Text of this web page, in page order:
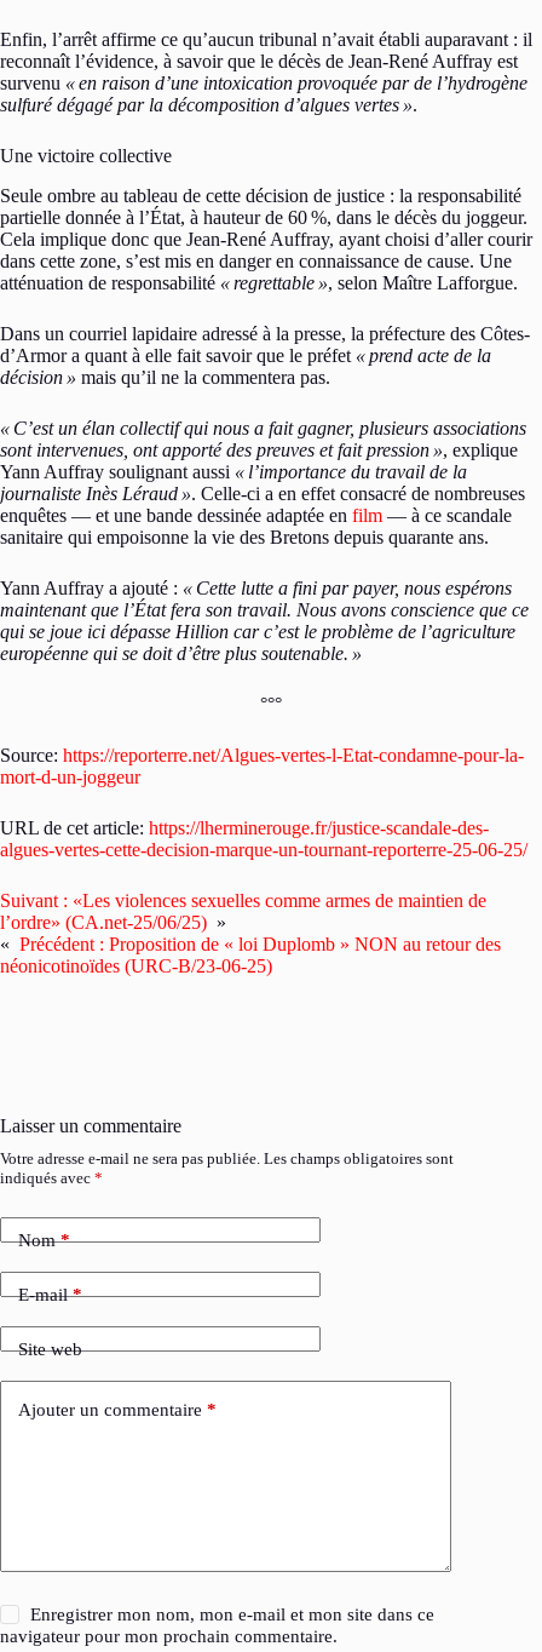
Enfin, l’arrêt affirme ce qu’aucun tribunal n’avait établi auparavant : il
reconnaît l’évidence, à savoir que le décès de Jean-René Auffray est
survenu «en raison d’une intoxication provoquée par de l’hydrogène
sulfuré dégagé par la décomposition d’algues vertes ».
Une victoire collective
Seule ombre au tableau de cette décision de justice : la responsabilité
partielle donnée à l’État, à hauteur de 60%, dans le décès du joggeur.
Cela implique donc que Jean-René Auffray, ayant choisi d’aller courir
dans cette zone, s’est mis en danger en connaissance de cause. Une
atténuation de responsabilité «regrettable », selon Maître Lafforgue.
Dans un courriel lapidaire adressé à la presse, la préfecture des Côtes-
d’Armor a quant à elle fait savoir que le préfet «prend acte de la
décision » mais qu’il ne la commentera pas.
« C’est un élan collectif qui nous a fait gagner, plusieurs associations
sont intervenues, ont apporté des preuves et fait pression », explique
Yann Auffray soulignant aussi « l’importance du travail de la
journaliste Inès Léraud ». Celle-ci a en effet consacré de nombreuses
enquêtes — et une bande dessinée adaptée en film — à ce scandale
sanitaire qui empoisonne la vie des Bretons depuis quarante ans.
Yann Auffray a ajouté : « Cette lutte a fini par payer, nous espérons
maintenant que l’État fera son travail. Nous avons conscience que ce
qui se joue ici dépasse Hillion car c’est le problème de l’agriculture
européenne qui se doit d’être plus soutenable. »
°°°
Source: https://reporterre.net/Algues-vertes-l-Etat-condamne-pour-la-
mort-d-un-joggeur
URL de cet article: https://lherminerouge.fr/justice-scandale-des-
algues-vertes-cette-decision-marque-un-tournant-reporterre-25-06-25/
Suivant : «Les violences sexuelles comme armes de maintien de
l’ordre» (CA.net-25/06/25) »
« Précédent : Proposition de « loi Duplomb » NON au retour des
néonicotinoïdes (URC-B/23-06-25)
Laisser un commentaire
Votre adresse e-mail ne sera pas publiée. Les champs obligatoires sont
indiqués avec *
Nom*
E-mail*
Site web
Ajouter un commentaire *
Enregistrer mon nom, mon e-mail et mon site dans ce
navigateur pour mon prochain commentaire.